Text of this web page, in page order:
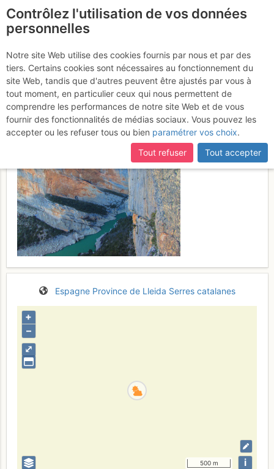
Montrebei - Paroi de
Catalogne : Dièdre Gris
Mardi
21 février 2017
Espagne Province de Lleida Serres catalanes
⤢
+
–
500 m i
Contrôlez l'utilisation de vos données
personnelles
Notre site Web utilise des cookies fournis par nous et par des
tiers. Certains cookies sont nécessaires au fonctionnement du
site Web, tandis que d'autres peuvent être ajustés par vous à
tout moment, en particulier ceux qui nous permettent de
comprendre les performances de notre site Web et de vous
fournir des fonctionnalités de médias sociaux. Vous pouvez les
accepter ou les refuser tous ou bien paramétrer vos choix.
Tout refuser
Tout accepter